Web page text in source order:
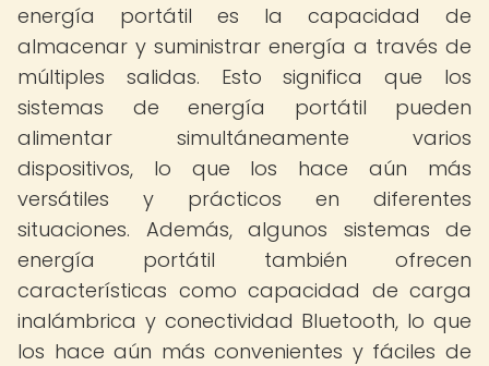
energía portátil es la capacidad de
almacenar y suministrar energía a través de
múltiples salidas. Esto significa que los
sistemas de energía portátil pueden
alimentar simultáneamente varios
dispositivos, lo que los hace aún más
versátiles y prácticos en diferentes
situaciones. Además, algunos sistemas de
energía portátil también ofrecen
características como capacidad de carga
inalámbrica y conectividad Bluetooth, lo que
los hace aún más convenientes y fáciles de